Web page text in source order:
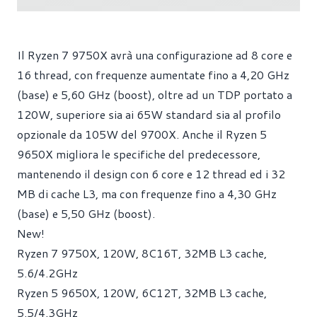
Il Ryzen 7 9750X avrà una configurazione ad 8 core e
16 thread, con frequenze aumentate fino a 4,20 GHz
(base) e 5,60 GHz (boost), oltre ad un TDP portato a
120W, superiore sia ai 65W standard sia al profilo
opzionale da 105W del 9700X. Anche il Ryzen 5
9650X migliora le specifiche del predecessore,
mantenendo il design con 6 core e 12 thread ed i 32
MB di cache L3, ma con frequenze fino a 4,30 GHz
(base) e 5,50 GHz (boost).
New!
Ryzen 7 9750X, 120W, 8C16T, 32MB L3 cache,
5.6/4.2GHz
Ryzen 5 9650X, 120W, 6C12T, 32MB L3 cache,
5.5/4.3GHz